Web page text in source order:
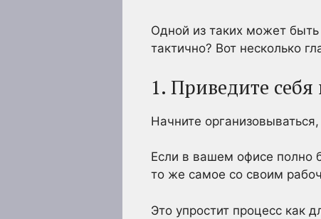
Одной из таких может
тактично? Вот несколько
1. Приведите
Начните
Если в вашем офисе полно
то же самое со своим
Это упростит процесс как